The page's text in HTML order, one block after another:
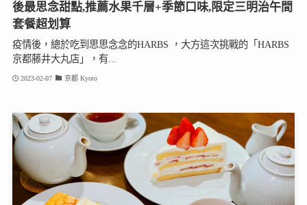
後最思念甜點,推薦水果千層+季節口味,限定三明治午間
套餐超划算
疫情後，總於吃到思思念念的HARBS ，大方這次挑戰的「HARBS
京都藤井大丸店」，有...
2023-02-07 京都 Kyoto